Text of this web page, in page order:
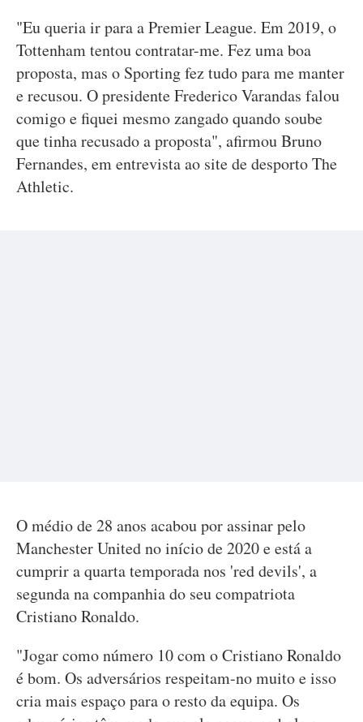
"Eu queria ir para a Premier League. Em 2019, o
Tottenham tentou contratar-me. Fez uma boa
proposta, mas o Sporting fez tudo para me manter
e recusou. O presidente Frederico Varandas falou
comigo e fiquei mesmo zangado quando soube
que tinha recusado a proposta", afirmou Bruno
Fernandes, em entrevista ao site de desporto The
Athletic.
O médio de 28 anos acabou por assinar pelo
Manchester United no início de 2020 e está a
cumprir a quarta temporada nos 'red devils', a
segunda na companhia do seu compatriota
Cristiano Ronaldo.
"Jogar como número 10 com o Cristiano Ronaldo
é bom. Os adversários respeitam-no muito e isso
cria mais espaço para o resto da equipa. Os